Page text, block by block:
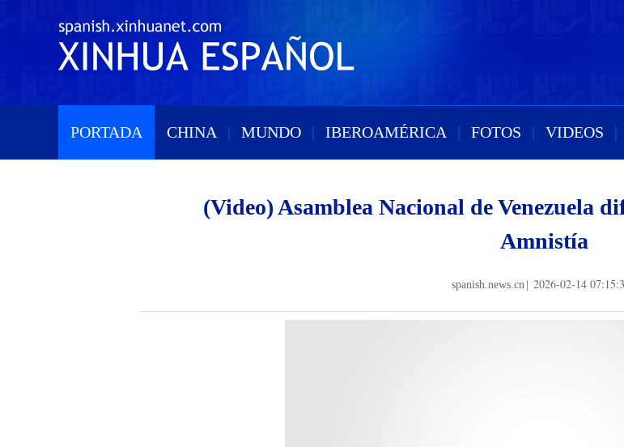
PORTADA | CHINA | MUNDO | IBEROAMÉRICA | FOTOS | VIDEOS |
(Video) Asamblea Nacional de Venezuela
Amnistía
spanish.news.cn 2026-02-14